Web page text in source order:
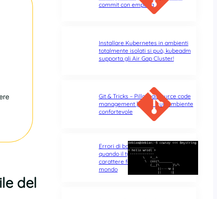
del
commit con empatia
Installare Kubernetes in ambienti
totalmente isolati si può, kubeadm
supporta gli Air Gap Cluster!
Git & Tricks – Pillole di source code
management | Parte 1: un ambiente
confortevole
Errori di battitura nel terminale:
quando il typo di un singolo
carattere fa tutta la differenza del
mondo